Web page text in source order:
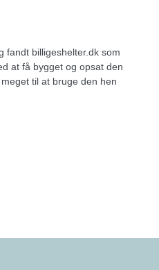
fandt billigeshelter.dk som
at få bygget og opsat den
til at bruge den hen